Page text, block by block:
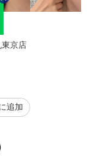
東京店
追加